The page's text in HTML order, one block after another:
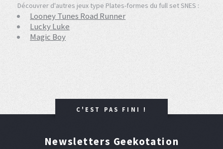
Découvrer d'autres jeux type Plates-formes du full set SNES :
Looney Tunes Road Runner
Lucky Luke
Magic Boy
C'EST PAS FINI !
Newsletters Geekotation